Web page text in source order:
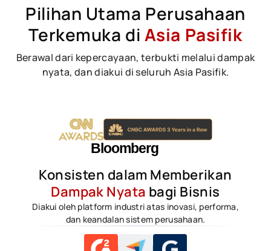
Pilihan Utama Perusahaan
Terkemuka di Asia Pasifik
Berawal dari kepercayaan, terbukti melalui dampak
nyata, dan diakui di seluruh Asia Pasifik.
Konsisten dalam Memberikan
Dampak Nyata bagi Bisnis
Diakui oleh platform industri atas inovasi, performa,
dan keandalan sistem perusahaan.